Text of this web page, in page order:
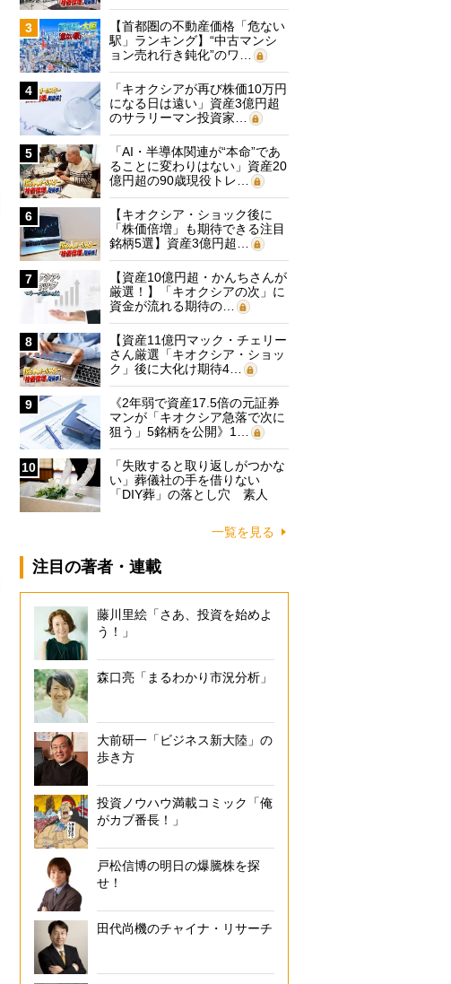
3
【首都圏の不動産価格「危ない
駅」ランキング】“中古マンシ
ョン売れ行き鈍化”のワ…
4
「キオクシアが再び株価10万円
になる日は遠い」資産3億円超
のサラリーマン投資家…
5
「AI・半導体関連が“本命”であ
ることに変わりはない」資産20
億円超の90歳現役トレ…
6
【キオクシア・ショック後に
「株価倍増」も期待できる注目
銘柄5選】資産3億円超…
7
【資産10億円超・かんちさんが
厳選！】「キオクシアの次」に
資金が流れる期待の…
8
【資産11億円マック・チェリー
さん厳選「キオクシア・ショッ
ク」後に大化け期待4…
9
《2年弱で資産17.5倍の元証券
マンが「キオクシア急落で次に
狙う」5銘柄を公開》1…
10
「失敗すると取り返しがつかな
い」葬儀社の手を借りない
「DIY葬」の落とし穴 素人
一覧を見る
注目の著者・連載
藤川里絵「さあ、投資を始めよ
う！」
森口亮「まるわかり市況分析」
大前研一「ビジネス新大陸」の
歩き方
投資ノウハウ満載コミック「俺
がカブ番長！」
戸松信博の明日の爆騰株を探
せ！
田代尚機のチャイナ・リサーチ